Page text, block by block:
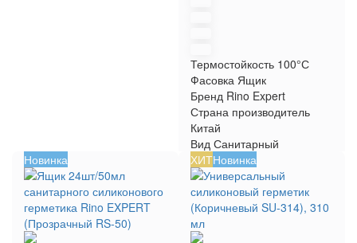
Термостойкость 100°С
Фасовка Ящик
Бренд Rino Expert
Страна производитель
Китай
Вид Санитарный
Новинка
ХИТНовинка